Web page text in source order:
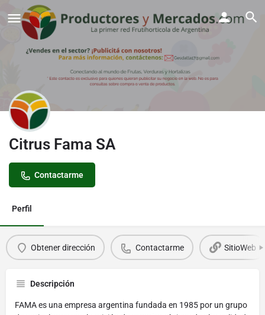
Citrus Fama SA
Contactarme
Perfil
Obtener dirección Contactarme SitioWeb
Descripción
FAMA es una empresa argentina fundada en 1985 por un grupo